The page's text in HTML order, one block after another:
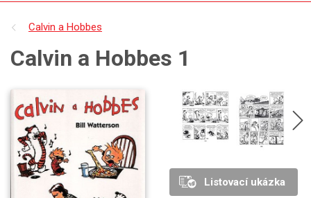
Calvin a Hobbes
Calvin a Hobbes 1
Listovací ukázka